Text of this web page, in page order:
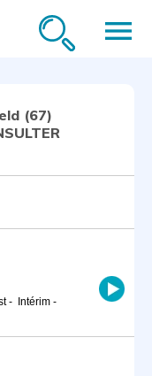
menu
(67)
- Intérim -